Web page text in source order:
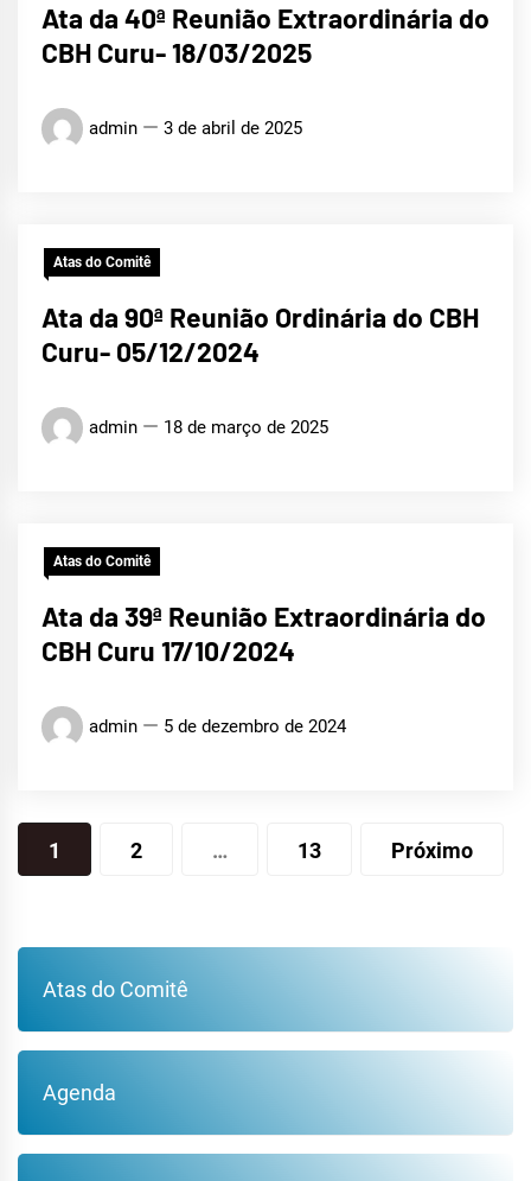
Ata da 40ª Reunião Extraordinária do
CBH Curu- 18/03/2025
admin 3 de abril de 2025
Atas do Comitê
Ata da 90ª Reunião Ordinária do CBH
Curu- 05/12/2024
admin 18 de março de 2025
Atas do Comitê
Ata da 39ª Reunião Extraordinária do
CBH Curu 17/10/2024
admin 5 de dezembro de 2024
Paginação
de
1 2 … 13 Próximo
Atas do Comitê
Agenda